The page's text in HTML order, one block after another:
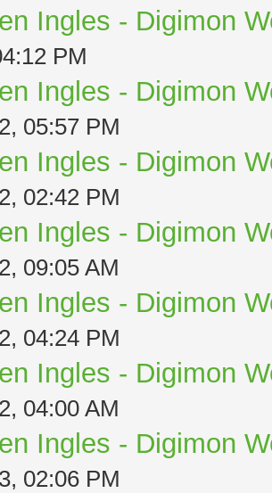
Ingles - Digimon
PM
Ingles - Digimon
05:57 PM
Ingles - Digimon
02:42 PM
Ingles - Digimon
09:05 AM
Ingles - Digimon
04:24 PM
Ingles - Digimon
04:00 AM
Ingles - Digimon
02:06 PM